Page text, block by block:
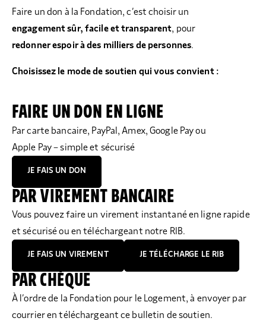
Faire un don à la Fondation, c’est choisir un
engagement sûr, facile et transparent, pour
redonner espoir à des milliers de personnes.
Choisissez le mode de soutien qui vous convient :
FAIRE UN DON EN LIGNE
Par carte bancaire, PayPal, Amex, Google Pay ou
Apple Pay – simple et sécurisé
JE FAIS UN DON
PAR VIREMENT BANCAIRE
Vous pouvez faire un virement instantané en ligne rapide
et sécurisé ou en téléchargeant notre RIB.
JE FAIS UN VIREMENT JE TÉLÉCHARGE LE RIB
PAR CHÈQUE
À l’ordre de la Fondation pour le Logement, à envoyer par
courrier en téléchargeant ce bulletin de soutien.